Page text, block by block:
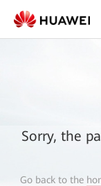
Sorry, the
Go back to the